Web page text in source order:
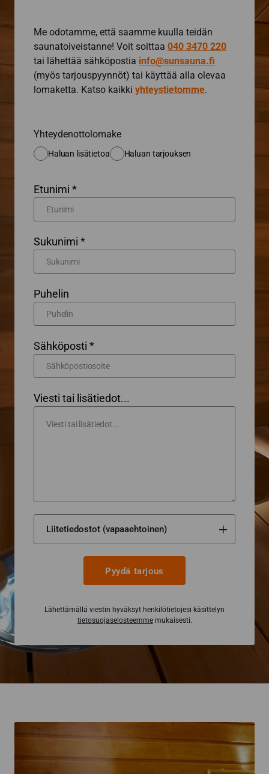
Me odotamme, että saamme kuulla teidän
saunatoiveistanne! Voit soittaa 040 3470 220
tai lähettää sähköpostia info@sunsauna.fi
(myös tarjouspyynnöt) tai käyttää alla olevaa
lomaketta. Katso kaikki yhteystietomme.
Yhteydenottolomake
Haluan lisätietoa Haluan tarjouksen
Etunimi *
Sukunimi *
Puhelin
Sähköposti *
Viesti tai lisätiedot...
Pyydä tarjous
Lähettämällä viestin hyväksyt henkilötietojesi käsittelyn
tietosuojaselosteemmemukaisesti.